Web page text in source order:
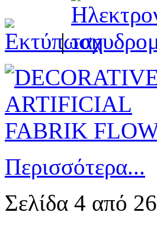
|
Περισσότερα...
Σελίδα 4 από 26